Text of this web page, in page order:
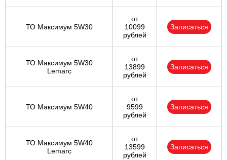
ТО Максимум 5W30
от
10099
рублей
Записаться
ТО Максимум 5W30
Lemarc
от
13899
рублей
Записаться
ТО Максимум 5W40
от
9599
рублей
Записаться
ТО Максимум 5W40
Lemarc
от
13599
рублей
Записаться